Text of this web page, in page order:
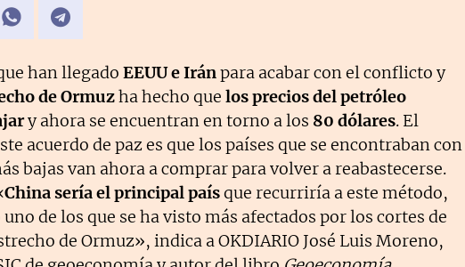
han llegado EEUU e Iránpara acabar con el conflicto y
de Ormuzha hecho que los precios del petróleo
y ahora se encuentran en torno a los 80 dólares. El
acuerdo de paz es que los países que se encontraban con
bajas van ahora a comprar para volver a reabastecerse.
China sería el principal paísque recurriría a este método,
de los que se ha visto más afectados por los cortes de
de Ormuz», indica a OKDIARIO José Luis Moreno,